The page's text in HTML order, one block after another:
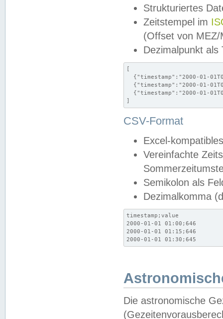
Strukturiertes
Zeitstempel im
(Offset von MEZ/
Dezimalpunkt als
[
{"timestamp":"2000-01-
{"timestamp":"2000-01-
{"timestamp":"2000-01-
]
CSV-Format
Excel-
Vereinfachte
Semikolon als
Dezimalkomma
timestamp;value
2000-01-01 01:00;646
2000-01-01 01:15;646
2000-01-01 01:30;645
Die astronomische